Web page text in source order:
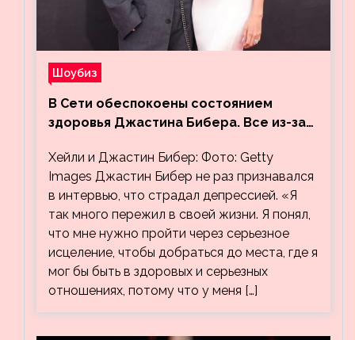
Шоубиз
В Сети обеспокоены состоянием
здоровья Джастина Бибера. Все из-за
Хейли
Хейли и Джастин Бибер: Фото: Getty
Images Джастин Бибер не раз признавался
в интервью, что страдал депрессией. «Я
так много пережил в своей жизни. Я понял,
что мне нужно пройти через серьезное
исцеление, чтобы добраться до места, где я
мог бы быть в здоровых и серьезных
отношениях, потому что у меня […]